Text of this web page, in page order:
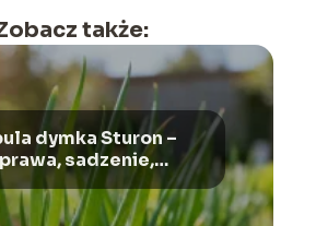
także:
dymka Sturon –
sadzenie,
pielęgnacja